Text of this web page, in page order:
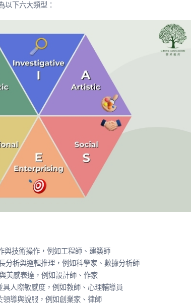
以下六大類型：
技術操作，例如工程師、建築師
析與邏輯推理，例如科學家、數據分析師
美感表達，例如設計師、作家
人際敏感度，例如教師、心理輔導員
導與說服，例如創業家、律師